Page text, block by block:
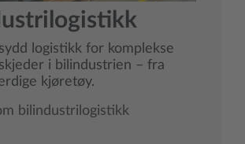
logistikk for komplekse
i bilindustrien – fra
kjøretøy.
bilindustrilogistikk